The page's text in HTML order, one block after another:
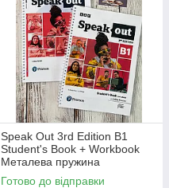
Speak Out 3rd Edition B1
Student's Book + Workbook
Металева пружина
Готово до відправки